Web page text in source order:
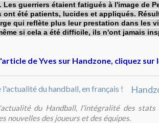
Les guerriers étaient fatigués à l'image de
ont été patients, lucides et appliqués.
qui reflète plus leur prestation dans les
si cela a été difficile, ils n'ont jamais
de Yves sur Handzone, cliquez sur
du Handball, l'intégralité des stats
nouvelles des joueurs et des équipes.